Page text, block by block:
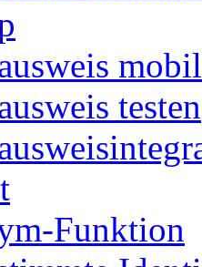
mobil
testen
Funktion